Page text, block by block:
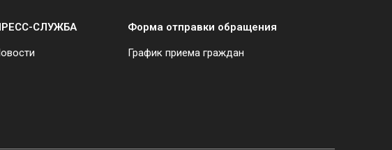
СЛУЖБА Форма отправки обращения
График приема граждан